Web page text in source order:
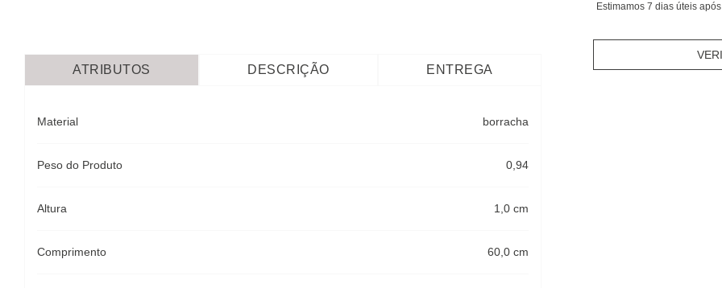
Estimamos 7 dias úteis
ATRIBUTOS DESCRIÇÃO ENTREGA
Material borracha
Peso do Produto 0,94
Altura 1,0 cm
Comprimento 60,0 cm